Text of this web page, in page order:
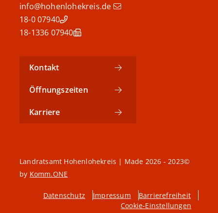
info@hohenlohekreis.de
07940 18-0
07940 18-1336
Kontakt
Öffnungszeiten
Karriere
©2023 - 2026 Landratsamt Hohenlohekreis | Made
by Komm.ONE
Barrierefreiheit
Impressum
Datenschutz
Cookie-Einstellungen